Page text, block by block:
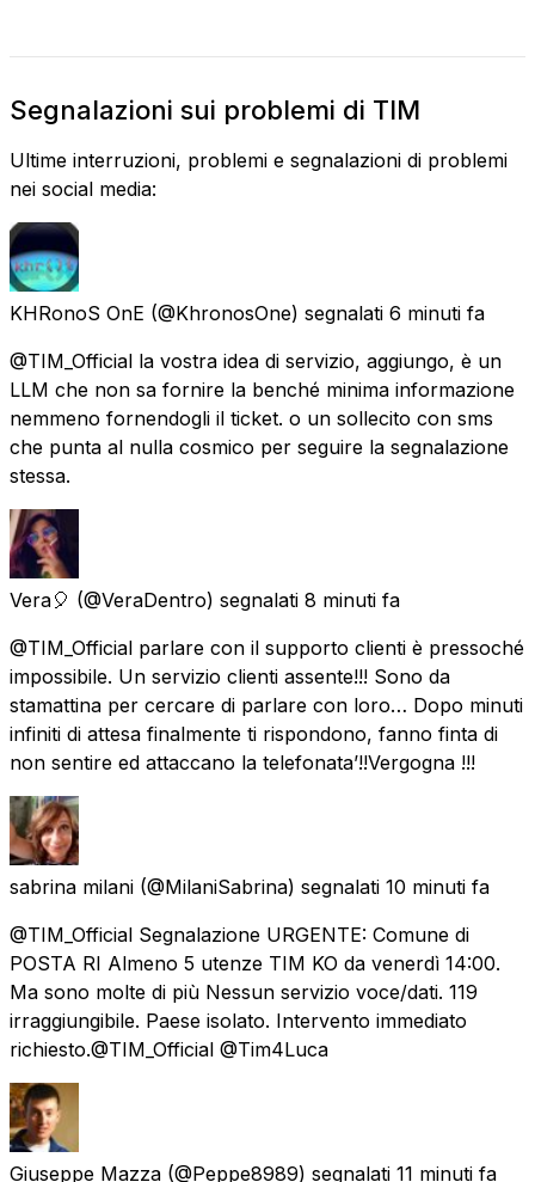
Segnalazioni sui problemi di TIM
Ultime interruzioni, problemi e segnalazioni di problemi
nei social media:
KHRonoS OnE (@KhronosOne) segnalati 6 minuti fa
@TIM_Official la vostra idea di servizio, aggiungo, è un
LLM che non sa fornire la benché minima informazione
nemmeno fornendogli il ticket. o un sollecito con sms
che punta al nulla cosmico per seguire la segnalazione
stessa.
Vera🎈 (@VeraDentro) segnalati 8 minuti fa
@TIM_Official parlare con il supporto clienti è pressoché
impossibile. Un servizio clienti assente!!! Sono da
stamattina per cercare di parlare con loro… Dopo minuti
infiniti di attesa finalmente ti rispondono, fanno finta di
non sentire ed attaccano la telefonata’!!Vergogna !!!
sabrina milani (@MilaniSabrina) segnalati 10 minuti fa
@TIM_Official Segnalazione URGENTE: Comune di
POSTA RI Almeno 5 utenze TIM KO da venerdì 14:00.
Ma sono molte di più Nessun servizio voce/dati. 119
irraggiungibile. Paese isolato. Intervento immediato
richiesto.@TIM_Official @Tim4Luca
Giuseppe Mazza (@Peppe8989) segnalati 11 minuti fa